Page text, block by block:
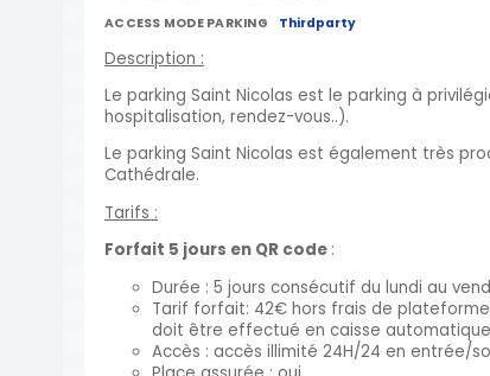
ACCESS MODE PARKING Thirdparty
Description :
Le parking Saint Nicolas est le parking à
hospitalisation, rendez-vous..).
Le parking Saint Nicolas est également très
Cathédrale.
Tarifs :
Forfait 5 jours en QR code :
Durée : 5 jours consécutif du lundi au
Tarif forfait: 42€ hors frais de
doit être effectué en caisse
Accès : accès illimité 24H/24 en entrée/